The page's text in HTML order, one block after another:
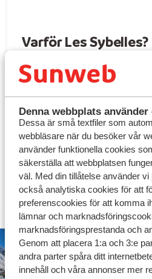
Denna webbplats använder
Dessa är små textfiler som
webbläsare när du besöker vår
använder funktionella cookies
säkerställa att webbplatsen
väl. Med din tillåtelse använder
också analytiska cookies för att
preferenscookies för att komma
lämnar och
marknadsföringsprestanda och
Genom att placera 1:a och 3:e
andra parter spåra ditt
innehåll och våra annonser mer
Varför Les Sybelles?
Den bäst bevarade
stora skidområdena
Ett paradis för familjer
Höghöjdsskidåkning
En autentisk och
Hisnande
De bästa platserna för
nybörjare
Upptäck
St